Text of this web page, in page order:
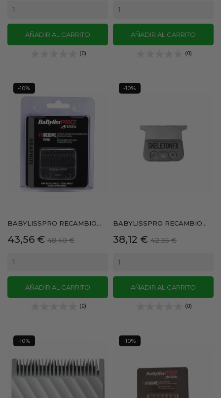
AÑADIR AL CARRITO
(0)
AÑADIR AL CARRITO
(0)
BABYLISSPRO RECAMBIO...
Precio
43,56 € Precio
48,40 €
AÑADIR AL CARRITO
(0)
-10%
BABYLISSPRO RECAMBIO...
Precio
38,12 € Precio
42,35 €
AÑADIR AL CARRITO
(0)
-10%
-10% -10%